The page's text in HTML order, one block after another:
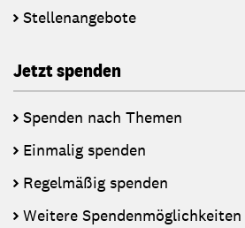
Stellenangebote
Jetzt spenden
Spenden nach Themen
Einmalig spenden
Regelmäßig spenden
Weitere Spendenmöglichkeiten